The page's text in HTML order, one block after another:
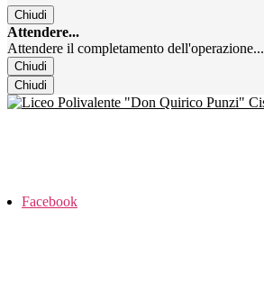
Chiudi
Attendere...
Attendere il completamento dell'operazione...
Chiudi
Chiudi
Facebook